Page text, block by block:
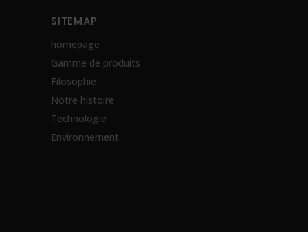
SITEMAP
homepage
Gamme de produits
Filosophie
Notre histoire
Technologie
Environnement